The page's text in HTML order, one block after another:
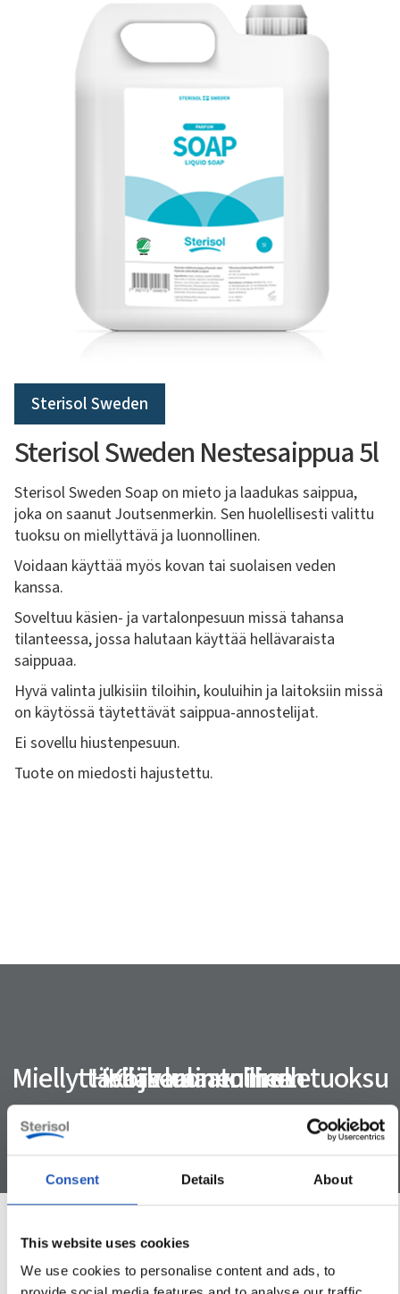
Consent Details About
This website uses cookies
We use cookies to personalise content and ads, to
Sterisol Sweden
Sterisol Sweden Nestesaippua 5l
Sterisol Sweden Soap on mieto ja laadukas saippua,
joka on saanut Joutsenmerkin. Sen huolellisesti valittu
tuoksu on miellyttävä ja luonnollinen.
Voidaan käyttää myös kovan tai suolaisen veden
kanssa.
Soveltuu käsien- ja vartalonpesuun missä tahansa
tilanteessa, jossa halutaan käyttää hellävaraista
saippuaa.
Hyvä valinta julkisiin tiloihin, kouluihin ja laitoksiin missä
on käytössä täytettävät saippua-annostelijat.
Ei sovellu hiustenpesuun.
Tuote on miedosti hajustettu.
Korkealaatuinen
Miellyttävä ja luonnollinen tuoksu
Hellävarainen iholle
Tuotetiedot